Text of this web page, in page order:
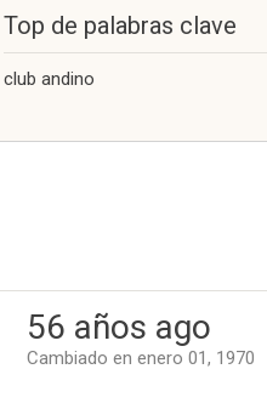
Top de palabras clave
club andino
56 años ago
Cambiado en enero 01, 1970